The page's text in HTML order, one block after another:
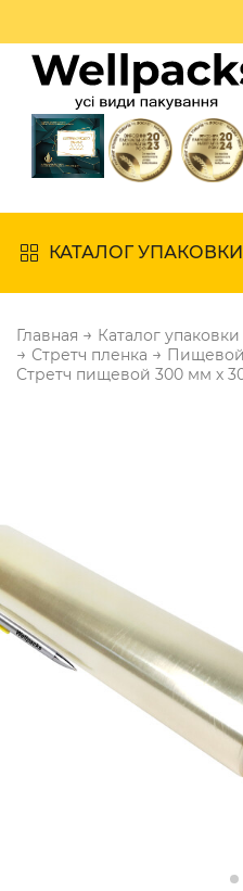
КАТАЛОГ УПАКОВКИ
Главная → Каталог упаковки
→ Стретч пленка → Пищевой
Стретч пищевой 300 мм х